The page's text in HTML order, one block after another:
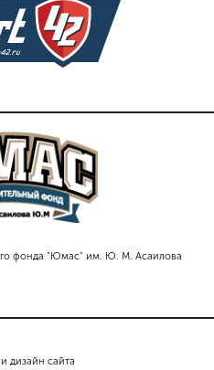
фонда "Юмас" им. Ю. М. Асаилова
дизайн сайта